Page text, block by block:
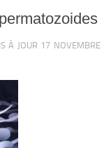
À JOUR 17 NOVEMBRE